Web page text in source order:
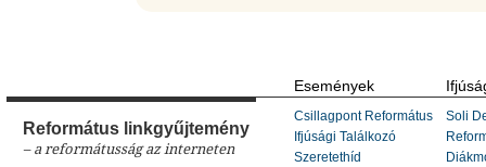
Református linkgyűjtemény
– a reformátusság az interneten
Események
Csillagpont Református
Ifjúsági Találkozó
Szeretethíd
Soli